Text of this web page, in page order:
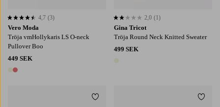
Vero Moda
Tröja vmHollykaris LS O-neck
Pullover Boo
449 SEK
2 färger
4,7 baserat på 3 st betyg
4,7 (3)
Gina Tricot
Tröja Round Neck Knitted Sweater
499 SEK
2,0 baserat på 1 st betyg
2,0 (1)
Lägg till i favoriter